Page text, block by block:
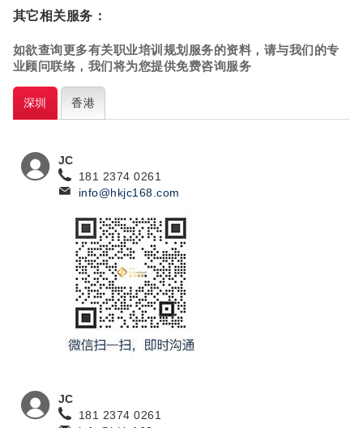
其它相关服务：
如欲查询更多有关职业培训规划 服务的资料，请与我们的专
业顾问联络，我们将为您提供免费咨询服务
深圳 香港
JC
181 2374 0261
info@hkjc168.com
JC
181 2374 0261